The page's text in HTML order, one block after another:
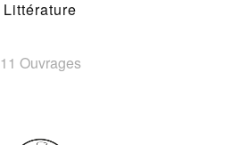
Littérature
11 Ouvrages